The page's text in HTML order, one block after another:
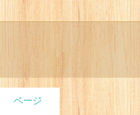
ページ